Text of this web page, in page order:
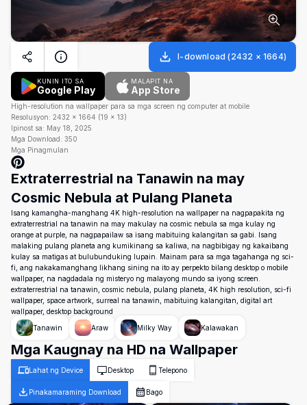
I-download (2432 × 1664)
KUNIN ITO SA
Google Play
MALAPIT NA
App Store
High-resolution na wallpaper para sa mga screen ng computer at mobile
Resolusyon: 2432 × 1664 (19 × 13)
Ipinost sa: May 18, 2025
Mga Download: 350
Mga Pinagmulan
Extraterrestrial na Tanawin na may
Cosmic Nebula at Pulang Planeta
Isang kamangha-manghang 4K high-resolution na wallpaper na nagpapakita ng
extraterrestrial na tanawin na may makulay na cosmic nebula sa mga kulay ng
orange at purple, na nagpapailaw sa isang mabituing kalangitan sa gabi. Isang
malaking pulang planeta ang kumikinang sa kaliwa, na nagbibigay ng kakaibang
kulay sa matigas at bulubunduking lupain. Mainam para sa mga tagahanga ng sci-
fi, ang nakakamanghang likhang sining na ito ay perpekto bilang desktop o mobile
wallpaper, na nagdadala ng misteryo ng malayong mundo sa iyong screen.
extraterrestrial na tanawin, cosmic nebula, pulang planeta, 4K high resolution, sci-fi
wallpaper, space artwork, surreal na tanawin, mabituing kalangitan, digital art
wallpaper, desktop background
Tanawin
Araw Milky Way Kalawakan
Mga Kaugnay na HD na Wallpaper
Lahat ng Device Desktop Telepono
Pinakamaraming Download Bago